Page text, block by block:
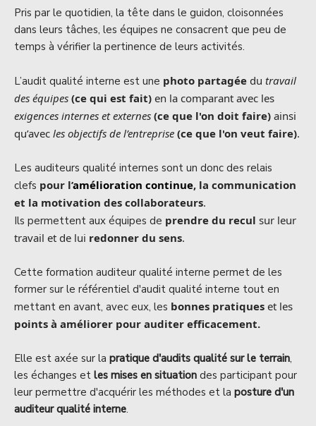
Pris par le quotidien, la tête dans le guidon, cloisonnées
dans leurs tâches, les équipes ne consacrent que peu de
temps à vérifier la pertinence de leurs activités.
L’audit qualité interne est une photo partagée du travail
des équipes (ce qui est fait) en la comparant avec les
exigences internes et externes (ce que l'on doit faire) ainsi
qu’avec les objectifs de l’entreprise (ce que l'on veut faire).
Les auditeurs qualité internes sont un donc des relais
clefs pour l’amélioration continue, la communication
et la motivation des collaborateurs.
Ils permettent aux équipes de prendre du recul sur leur
travail et de lui redonner du sens.
Cette formation auditeur qualité interne permet de les
former sur le référentiel d'audit qualité interne tout en
mettant en avant, avec eux, les bonnes pratiques et les
points à améliorer pour auditer efficacement.
Elle est axée sur la pratique d'audits qualité sur le terrain,
les échanges et les mises en situation des participant pour
leur permettre d'acquérir les méthodes et la posture d'un
auditeur qualité interne.